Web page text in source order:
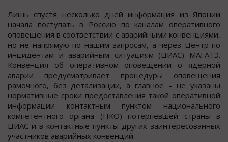
Лишь спустя несколько дней информация из Японии
начала поступать в Россию по каналам оперативного
оповещения в соответствии с аварийными конвенциями,
но не напрямую по нашим запросам, а через Центр по
инцидентам и аварийным ситуациям (ЦИАС) МАГАТЭ.
Конвенция об оперативном оповещении о ядерной
аварии предусматривает процедуры оповещения
рамочного, без детализации, а главное – не указаны
нормативные сроки предоставления такой оперативной
информации контактным пунктом национального
компетентного органа (НКО) потерпевшей страны в
ЦИАС и в контактные пункты других заинтересованных
участников аварийных конвенций.